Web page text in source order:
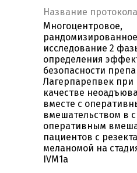
Название протокола
Многоцентровое,
исследование 2
определения
безопасности
Лагерпарепвек
качестве
вместе с
вмешательством в
оперативным
пациентов с
меланомой на
IVM1a